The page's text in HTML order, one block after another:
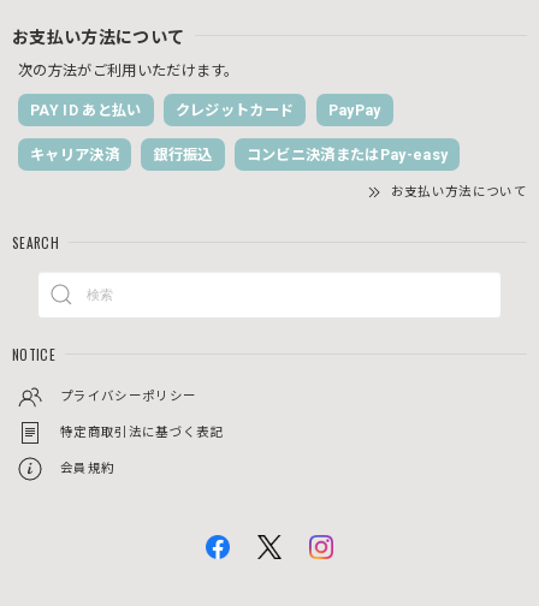
お支払い方法について
次の方法がご利用いただけます。
PAY ID あと払い クレジットカード PayPay
キャリア決済 銀行振込 コンビニ決済またはPay-easy
お支払い方法について
SEARCH
NOTICE
プライバシーポリシー
特定商取引法に基づく表記
会員規約